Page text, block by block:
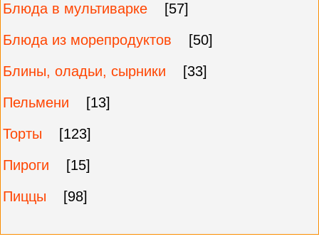
Блюда в мультиварке
[57]
Блюда из морепродуктов
[50]
Блины, оладьи, сырники
[33]
Пельмени
[13]
Торты
[123]
Пироги
[15]
Пиццы
[98]